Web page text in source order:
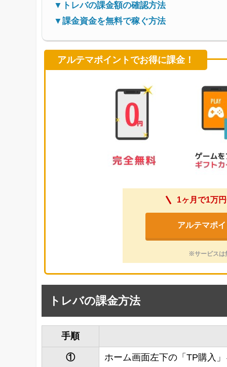
▼トレバの課金額の確認方法
▼課金資金を無料で稼ぐ方法
アルテマポイントでお得に課金！
1ヶ月で1万
アルテマポ
※サービスは
トレバの課金方法
手順
① ホーム画面左下の「TP購入